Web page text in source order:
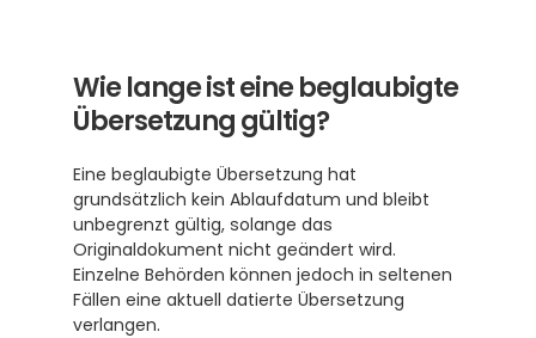
Wie lange ist eine beglaubigte
Übersetzung gültig?
Eine beglaubigte Übersetzung hat
grundsätzlich kein Ablaufdatum und bleibt
unbegrenzt gültig, solange das
Originaldokument nicht geändert wird.
Einzelne Behörden können jedoch in seltenen
Fällen eine aktuell datierte Übersetzung
verlangen.